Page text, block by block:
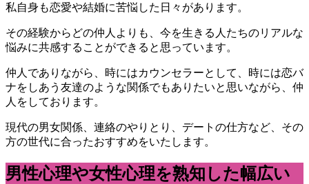
私自身も恋愛や結婚に苦悩した日々があります。
その経験からどの仲人よりも、今を生きる人たちのリアルな
悩みに共感することができると思っています。
仲人でありながら、時にはカウンセラーとして、時には恋バ
ナをしあう友達のような関係でもありたいと思いながら、仲
人をしております。
現代の男女関係、連絡のやりとり、デートの仕方など、その
方の世代に合ったおすすめをいたします。
男性心理や女性心理を熟知した幅広い